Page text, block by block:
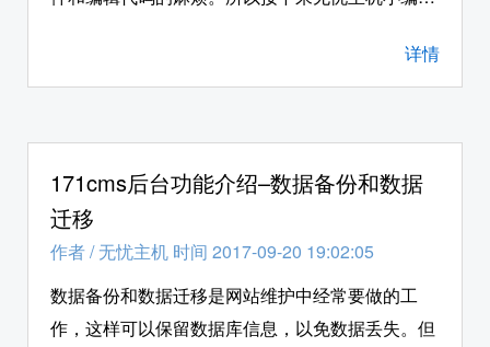
环境下，使用171cms系统后台的“网站导航”功能。
详情
171cms后台功能介绍–数据备份和数据
迁移
作者/无忧主机 时间 2017-09-20 19:02:05
数据备份和数据迁移是网站维护中经常要做的工
作，这样可以保留数据库信息，以免数据丢失。但